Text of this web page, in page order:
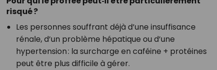
risqué ?
Les personnes souffrant déjà d’une insuffisance
rénale, d’un problème hépatique ou d’une
hypertension : la surcharge en caféine + protéines
peut être plus difficile à gérer.